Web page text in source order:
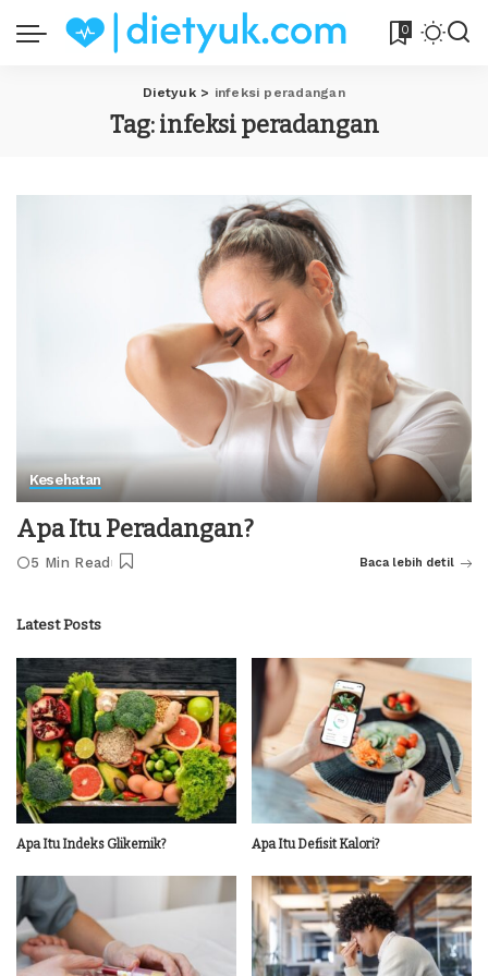
0
Dietyuk> infeksi peradangan
Tag:infeksi peradangan
Kesehatan
Apa Itu Peradangan?
5 Min Read Baca lebih detil
Latest Posts
Apa Itu Indeks Glikemik? Apa Itu Defisit Kalori?